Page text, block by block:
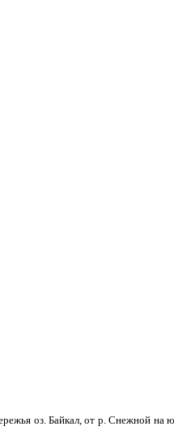
оз. Байкал, от р. Снежной на